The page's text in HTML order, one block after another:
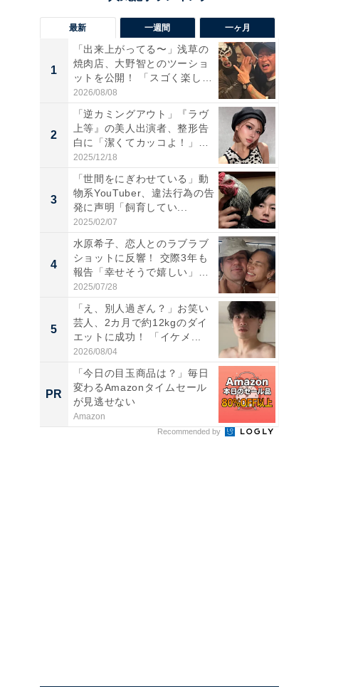
最新 一週間 一ヶ月
1
「出来上がってる〜」浅草の
焼肉店、大野智とのツーショ
ットを公開！ 「スゴく楽し
そ...
2026/08/08
2
「逆カミングアウト」『ラヴ
上等』の美人出演者、整形告
白に「潔くてカッコよ！」
「好...
2025/12/18
3
「世間をにぎわせている」動
物系YouTuber、違法行為の告
発に声明「飼育してい...
2025/02/07
4
水原希子、恋人とのラブラブ
ショットに反響！ 交際3年も
報告「幸せそうで嬉しい」
「...
2025/07/28
5
「え、別人過ぎん？」お笑い
芸人、2カ月で約12kgのダイ
エットに成功！ 「イケメ...
2026/08/04
PR
「今日の目玉商品は？」毎日
変わるAmazonタイムセール
が見逃せない
Amazon
Recommended by